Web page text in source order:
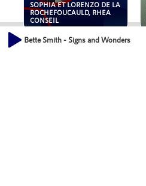
SOPHIA ET LORENZO DE LA
ROCHEFOUCAULD, RHEA
CONSEIL
Bette Smith - Signs and Wonders